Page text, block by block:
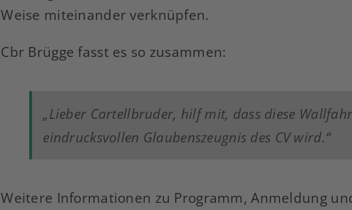
Weise miteinander verknüpfen.
Cbr Brügge fasst es so zusammen:
„Lieber Cartellbruder, hilf mit, dass diese
eindrucksvollen Glaubenszeugnis des CV wird.“
Weitere Informationen zu Programm, Anmeldung